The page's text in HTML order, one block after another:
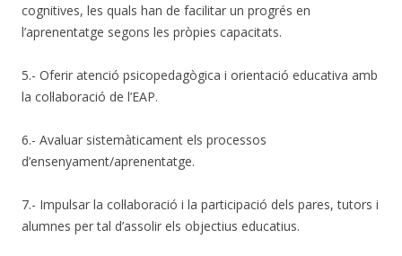
cognitives, les quals han de facilitar un progrés en
l’aprenentatge segons les pròpies capacitats.
5.- Oferir atenció psicopedagògica i orientació educativa amb
la col·laboració de l’EAP.
6.- Avaluar sistemàticament els processos
d’ensenyament/aprenentatge.
7.- Impulsar la col·laboració i la participació dels pares, tutors i
alumnes per tal d’assolir els objectius educatius.